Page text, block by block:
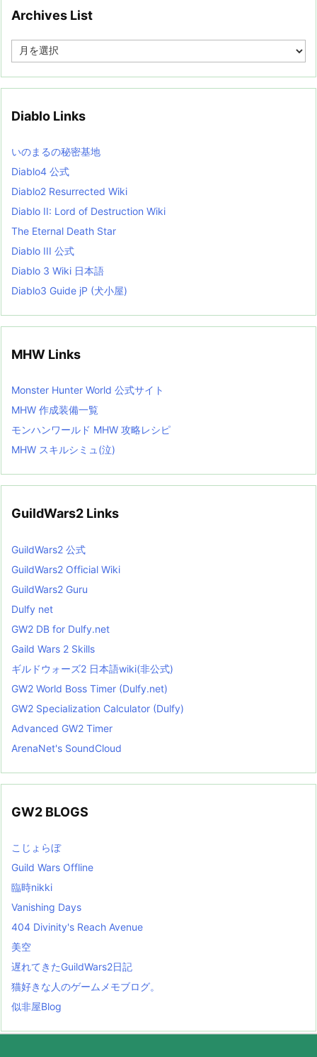
Archives List
e
i
s
t
Diablo Links
いのまるの秘密基地
Diablo4 公式
Diablo2 Resurrected Wiki
Diablo II: Lord of Destruction Wiki
The Eternal Death Star
Diablo III 公式
Diablo 3 Wiki 日本語
Diablo3 Guide jP (犬小屋)
MHW Links
Monster Hunter World 公式サイト
MHW 作成装備一覧
モンハンワールド MHW 攻略レシピ
MHW スキルシミュ(泣)
GuildWars2 Links
GuildWars2 公式
GuildWars2 Official Wiki
GuildWars2 Guru
Dulfy net
GW2 DB for Dulfy.net
Gaild Wars 2 Skills
ギルドウォーズ2 日本語wiki(非公式)
GW2 World Boss Timer (Dulfy.net)
GW2 Specialization Calculator (Dulfy)
Advanced GW2 Timer
ArenaNet's SoundCloud
GW2 BLOGS
こじょらぼ
Guild Wars Offline
臨時nikki
Vanishing Days
404 Divinity's Reach Avenue
美空
遅れてきたGuildWars2日記
猫好きな人のゲームメモブログ。
似非屋Blog